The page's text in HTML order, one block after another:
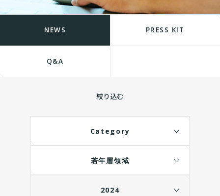
NEWS PRESS KIT
Q&A
絞り込む
Category
若年層領域
2024